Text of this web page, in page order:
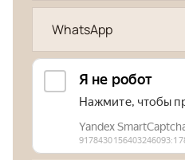
WhatsApp